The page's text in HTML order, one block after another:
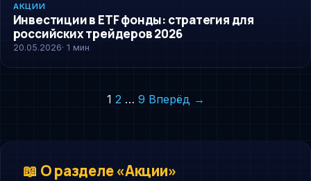
AKCII
АКЦИИ
Инвестиции в ETF фонды: стратегия для
российских трейдеров 2026
20.05.2026· 1 мин
Пагинация
1 2 … 9 Вперёд →
📖 О разделе «Акции»